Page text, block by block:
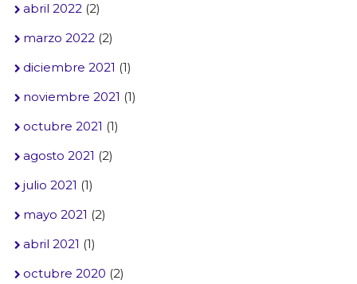
abril 2022(2)
marzo 2022(2)
diciembre 2021 (1)
noviembre 2021 (1)
octubre 2021 (1)
agosto 2021 (2)
julio 2021 (1)
mayo 2021 (2)
abril 2021 (1)
octubre 2020 (2)